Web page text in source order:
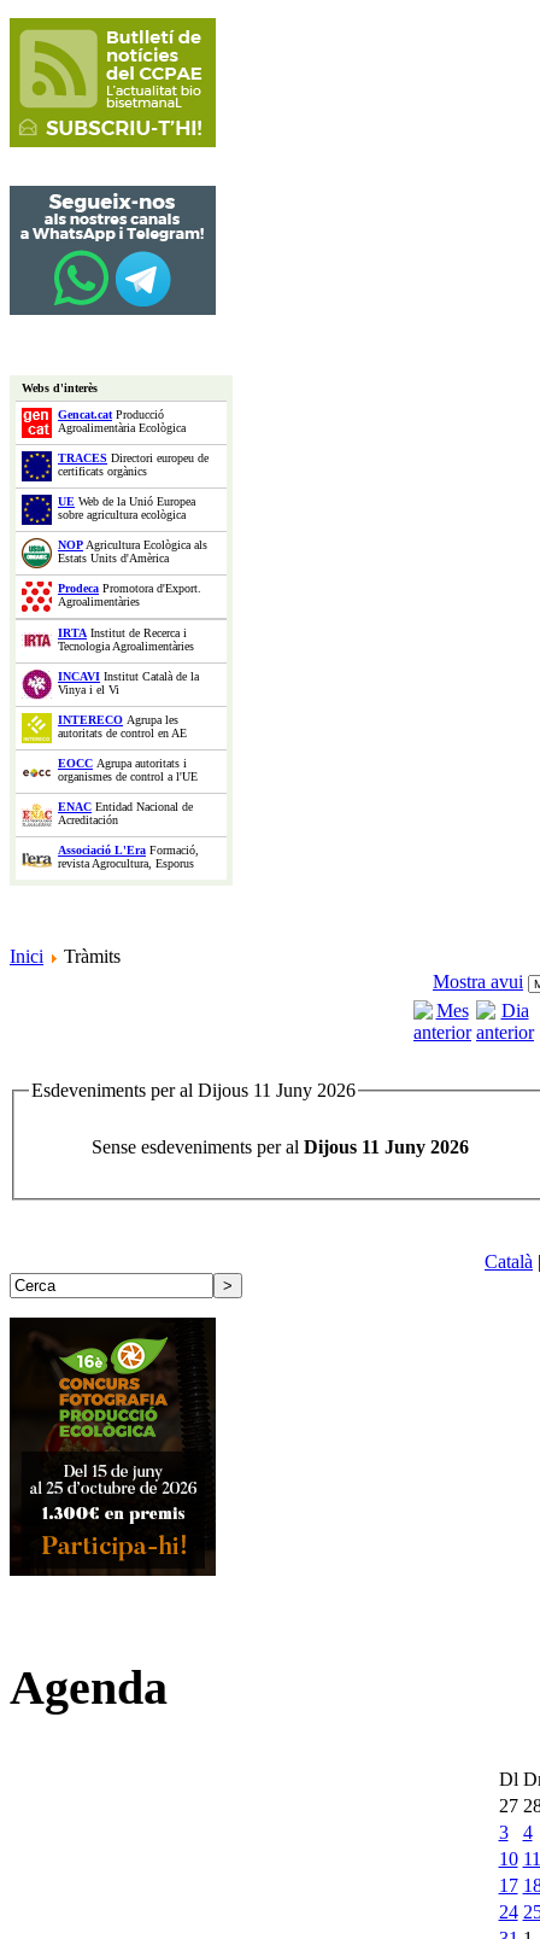
Webs d'interès
Gencat.catProducció
Agroalimentària Ecològica
TRACES Directori europeu de
certificats orgànics
UE Web de la Unió Europea
sobre agricultura ecològica
NOPAgricultura Ecològica als
Estats Units d'Amèrica
Prodeca Promotora d'Export.
Agroalimentàries
IRTA Institut de Recerca i
Tecnologia Agroalimentàries
INCAVI Institut Català de la
Vinya i el Vi
INTERECO Agrupa les
autoritats de control en AE
EOCC Agrupa autoritats i
organismes de control a l'UE
ENAC Entidad Nacional de
Acreditación
Associació L'Era Formació,
revista Agrocultura, Esporus
Inici
Tràmits
Mostra avui
Esdeveniments per al Dijous 11 Juny 2026
Sense esdeveniments per al Dijous 11 Juny 2026
Català
Agenda
Dl
27
3
4
10 11
17
24